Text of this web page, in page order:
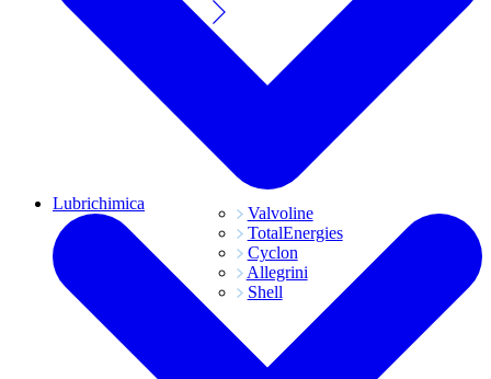
Valvoline
TotalEnergies
Cyclon
Allegrini
Shell
Lubrichimica